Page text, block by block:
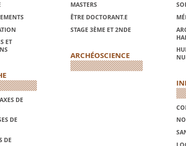
ET
DE
DE
DE
MASTERS
ÊTRE DOCTORANT.E
STAGE 3ÈME ET 2NDE
ARCHÉOSCIENCE